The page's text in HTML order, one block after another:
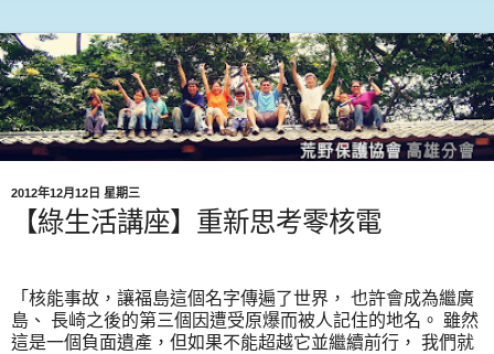
2012年12月12日 星期三
【綠生活講座】重新思考零核電
「核能事故，讓福島這個名字傳遍了世界， 也許會成為繼廣
島、 長崎之後的第三個因遭受原爆而被人記住的地名。 雖然
這是一個負面遺產，但如果不能超越它並繼續前行， 我們就